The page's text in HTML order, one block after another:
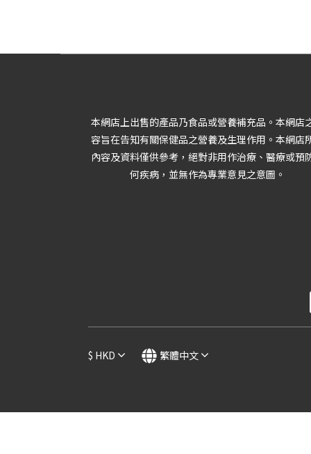
本網店上出售的產品乃食品或營養補充品。本網店
容旨在告知有關保健品之營養及生理作用。本網店
內容及資料僅供參考，絕對非用作治療、醫療或預
何疾病，並無作為專業意見之意圖。
$ HKD 繁體中文